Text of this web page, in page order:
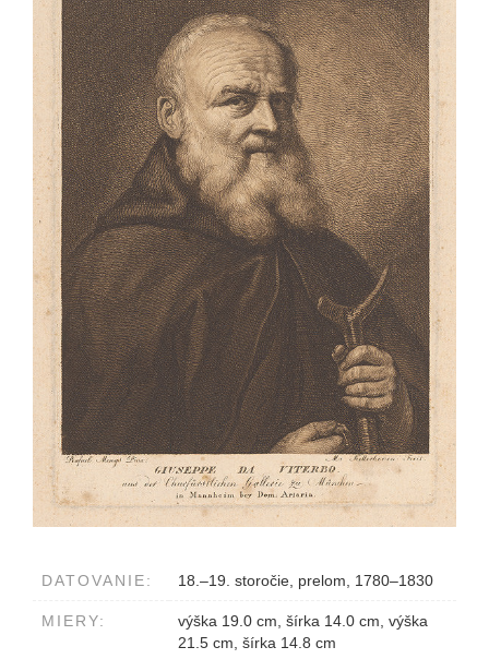
DATOVANIE: 18.–19. storočie, prelom, 1780–1830
MIERY:
výška 19.0 cm, šírka 14.0 cm, výška
21.5 cm, šírka 14.8 cm